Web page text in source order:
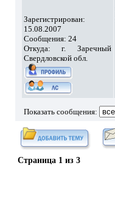
Зарегистрирован:
15.08.2007
Сообщения: 24
Откуда: г. Заречный
Свердловской обл.
Показать сообщения:
Страница 1из 3